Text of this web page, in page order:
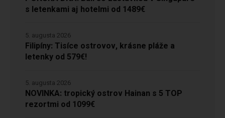
s letenkami aj hotelmi od 1489€
Filipíny: Tisíce ostrovov, krásne pláže a
letenky od 579€!
5. augusta 2026
NOVINKA: tropický ostrov Hainan s 5 TOP
rezortmi od 1099€
5. augusta 2026